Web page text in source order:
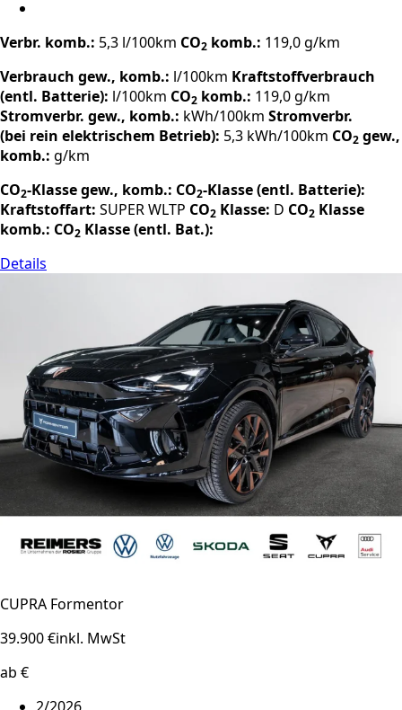
Verbr. komb.: 5,3 l/100km CO2 komb.: 119,0 g/km
Verbrauch gew., komb.: l/100km Kraftstoffverbrauch
(entl. Batterie): l/100km CO2 komb.: 119,0 g/km
Stromverbr. gew., komb.: kWh/100km Stromverbr.
(bei rein elektrischem Betrieb): 5,3 kWh/100km CO2 gew.,
komb.: g/km
CO2-Klasse gew., komb.: CO2-Klasse (entl. Batterie):
Kraftstoffart: SUPERWLTP CO2 Klasse: D CO2 Klasse
komb.: CO2 Klasse (entl. Bat.):
Details
CUPRA Formentor
39.900 €inkl. MwSt
ab €